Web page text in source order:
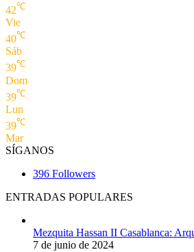
42℃
Vie
40℃
Sáb
39℃
Dom
39℃
Lun
39℃
Mar
SÍGANOS
396 Followers
ENTRADAS POPULARES
Mezquita Hassan II Casablanca:
7 de junio de 2024